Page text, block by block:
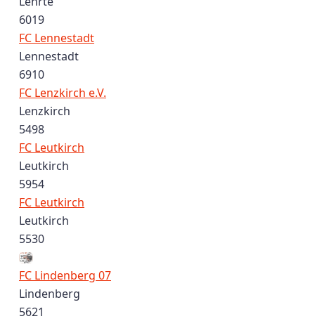
6019
FC Lennestadt
Lennestadt
6910
FC Lenzkirch e.V.
Lenzkirch
5498
FC Leutkirch
Leutkirch
5954
FC Leutkirch
Leutkirch
5530
FC Lindenberg 07
Lindenberg
5621